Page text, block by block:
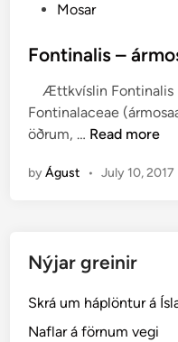
s
d
i
Mosar
Fontinalis –
Ættkvíslin Fontinalis
Fontinalaceae
öðrum, … F
n
a
i
s
Read more
byÁgust • July 10, 2017
Nýjar greinir
Skrá um háplöntur á
Naflar á förnum vegi